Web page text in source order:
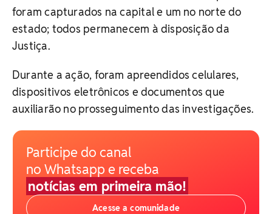
foram capturados na capital e um no norte do
estado; todos permanecem à disposição da
Justiça.
Durante a ação, foram apreendidos celulares,
dispositivos eletrônicos e documentos que
auxiliarão no prosseguimento das investigações.
Participe do canal
no Whatsapp e receba
notícias em primeira mão!
Acesse a comunidade